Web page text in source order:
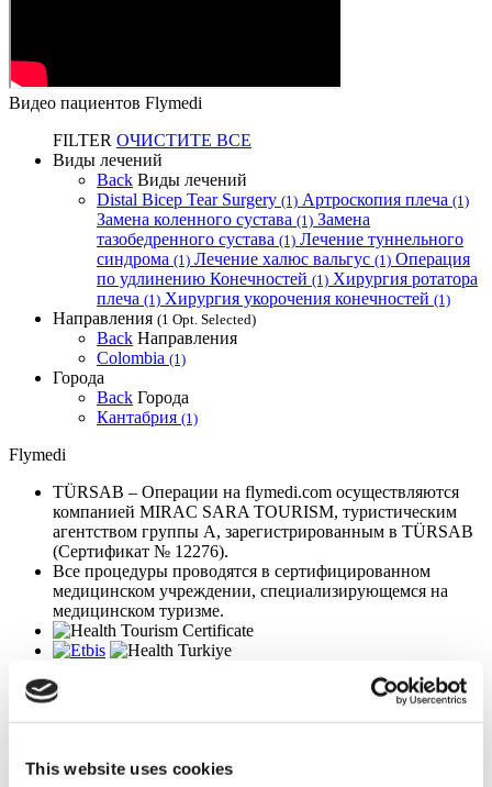
This website uses cookies
Видео пациентов Flymedi
FILTER ОЧИСТИТЕ ВСЕ
Виды лечений
Back Виды лечений
Distal Bicep Tear Surgery (1) Артроскопия плеча (1)
Замена коленного сустава (1) Замена
тазобедренного сустава (1) Лечение туннельного
синдрома (1) Лечение халюс вальгус (1) Операция
по удлинению Конечностей (1) Хирургия ротатора
плеча (1) Хирургия укорочения конечностей (1)
Направления (1 Opt. Selected)
Back Направления
Colombia (1)
Города
Back Города
Кантабрия (1)
Flymedi
TÜRSAB – Операции на flymedi.com осуществляются
компанией MIRAC SARA TOURISM, туристическим
агентством группы A, зарегистрированным в TÜRSAB
(Сертификат № 12276).
Все процедуры проводятся в сертифицированном
медицинском учреждении, специализирующемся на
медицинском туризме.
как это работает?
Авторы & рецензенты
Plany Platezhey